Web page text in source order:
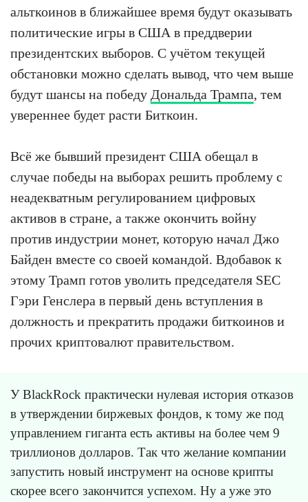
альткоинов в ближайшее время будут оказывать
политические игры в США в преддверии
президентских выборов. С учётом текущей
обстановки можно сделать вывод, что чем выше
будут шансы на победу Дональда Трампа, тем
увереннее будет расти Биткоин.
Всё же бывший президент США обещал в
случае победы на выборах решить проблему с
неадекватным регулированием цифровых
активов в стране, а также окончить войну
против индустрии монет, которую начал Джо
Байден вместе со своей командой. Вдобавок к
этому Трамп готов уволить председателя SEC
Гэри Генслера в первый день вступления в
должность и прекратить продажи биткоинов и
прочих криптовалют правительством.
У BlackRock практически нулевая история отказов
в утверждении биржевых фондов, к тому же под
управлением гиганта есть активы на более чем 9
триллионов долларов. Так что желание компании
запустить новый инструмент на основе крипты
скорее всего закончится успехом. Ну а уже это